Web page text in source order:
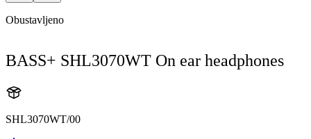
Obustavljeno
BASS+ SHL3070WT On ear headphones
SHL3070WT/00